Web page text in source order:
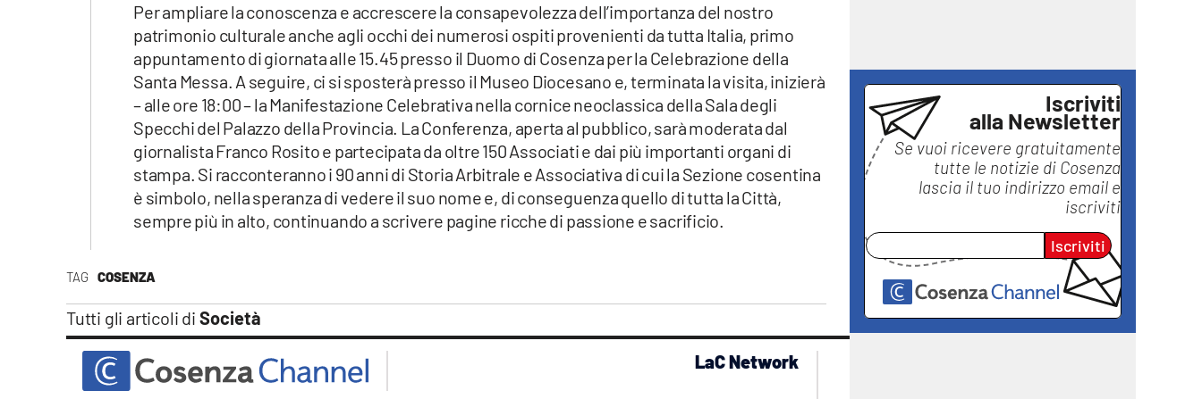
Vai
TAG COSENZA
Tutti gli articoli di Società
Per ampliare la conoscenza e accrescere la consapevolezza dell’importanza del nostro
patrimonio culturale anche agli occhi dei numerosi ospiti provenienti da tutta Italia, primo
appuntamento di giornata alle 15.45 presso il Duomo di Cosenza per la Celebrazione della
Santa Messa. A seguire, ci si sposterà presso il Museo Diocesano e, terminata la visita, inizierà
– alle ore 18:00 – la Manifestazione Celebrativa nella cornice neoclassica della Sala degli
Specchi del Palazzo della Provincia. La Conferenza, aperta al pubblico, sarà moderata dal
giornalista Franco Rosito e partecipata da oltre 150 Associati e dai più importanti organi di
stampa. Si racconteranno i 90 anni di Storia Arbitrale e Associativa di cui la Sezione cosentina
è simbolo, nella speranza di vedere il suo nome e, di conseguenza quello di tutta la Città,
sempre più in alto, continuando a scrivere pagine ricche di passione e sacrificio.
Iscriviti
alla Newsletter
Se vuoi ricevere gratuitamente
tutte le notizie di Cosenza
lascia il tuo indirizzo email e
iscriviti
Iscriviti
LaC Network